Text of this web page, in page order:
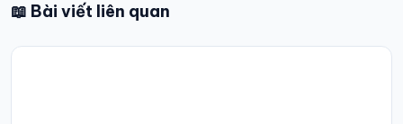
📖 Bài viết liên quan